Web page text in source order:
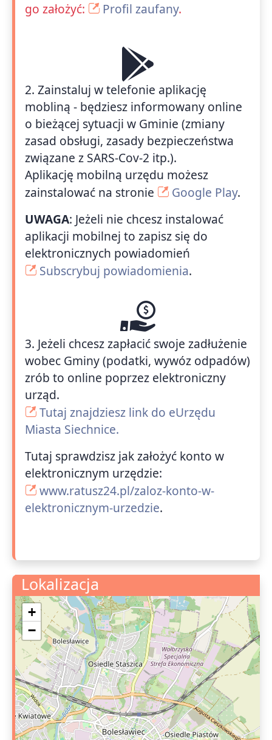
go założyć:
Profil zaufany.
2. Zainstaluj w telefonie aplikację
mobliną - będziesz informowany online
o bieżącej sytuacji w Gminie (zmiany
zasad obsługi, zasady bezpieczeństwa
związane z SARS-Cov-2 itp.).
Aplikację mobilną urzędu możesz
zainstalować na stronie
Google Play.
UWAGA: Jeżeli nie chcesz instalować
aplikacji mobilnej to zapisz się do
elektronicznych powiadomień
Subscrybuj powiadomienia.
3. Jeżeli chcesz zapłacić swoje zadłużenie
wobec Gminy (podatki, wywóz odpadów)
zrób to online poprzez elektroniczny
urząd.
Tutaj znajdziesz link do eUrzędu
Miasta Siechnice.
Tutaj sprawdzisz jak założyć konto w
elektronicznym urzędzie:
www.ratusz24.pl/zaloz-konto-w-
elektronicznym-urzedzie.
Lokalizacja
+
−